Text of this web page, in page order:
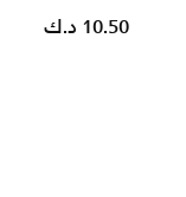
10.50 د.ك